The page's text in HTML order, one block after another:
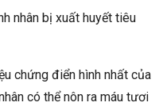
nhân bị xuất huyết tiêu
chứng điển hình nhất của
có thể nôn ra máu tươi